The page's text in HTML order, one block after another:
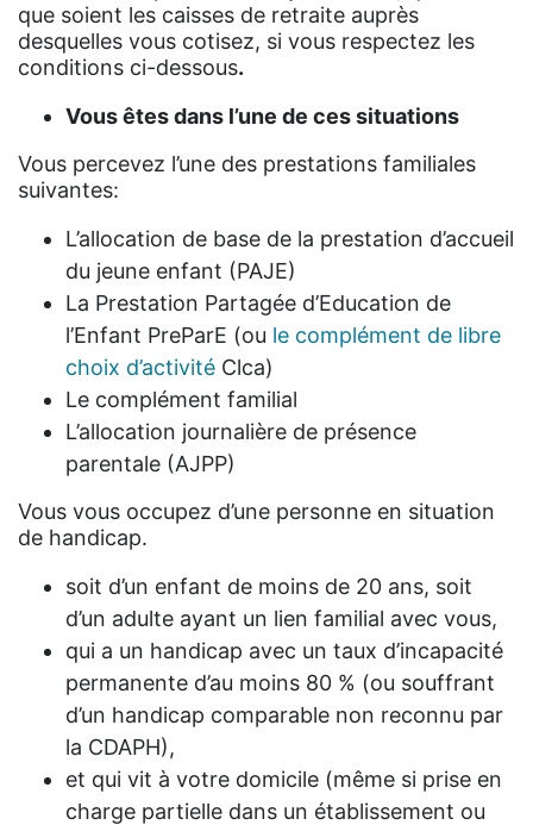
que soient les caisses de retraite auprès
desquelles vous cotisez, si vous respectez les
conditions ci-dessous.
Vous êtes dans l’une de ces situations
Vous percevez l’une des prestations familiales
suivantes:
L’allocation de base de la prestation d’accueil
du jeune enfant (PAJE)
La Prestation Partagée d’Education de
l’Enfant PreParE (ou le complément de libre
choix d’activité Clca)
Le complément familial
L’allocation journalière de présence
parentale (AJPP)
Vous vous occupez d’une personne en situation
de handicap.
soit d’un enfant de moins de 20 ans, soit
d’un adulte ayant un lien familial avec vous,
qui a un handicap avec un taux d’incapacité
permanente d’au moins 80 % (ou souffrant
d’un handicap comparable non reconnu par
la CDAPH),
et qui vit à votre domicile (même si prise en
charge partielle dans un établissement ou